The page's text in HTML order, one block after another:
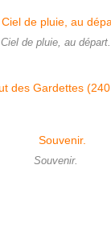
Ciel de pluie, au départ.
Souvenir.